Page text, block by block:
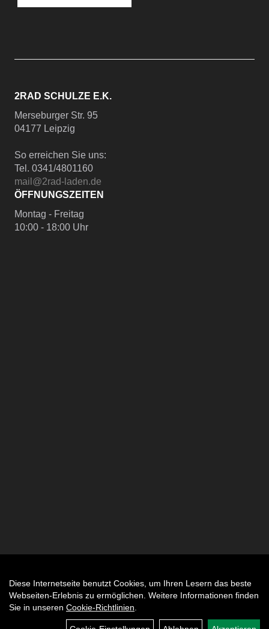
2RAD SCHULZE E.K.
Merseburger Str. 95
04177 Leipzig
So erreichen Sie uns:
Tel. 0341/4801160
mail@2rad-laden.de
ÖFFNUNGSZEITEN
Montag - Freitag
10:00 - 18:00 Uhr
Diese Internetseite benutzt Cookies, um Ihren Lesern das beste
Webseiten-Erlebnis zu ermöglichen. Weitere Informationen finden
Sie in unseren Cookie-Richtlinien
Auftrag widerrufen